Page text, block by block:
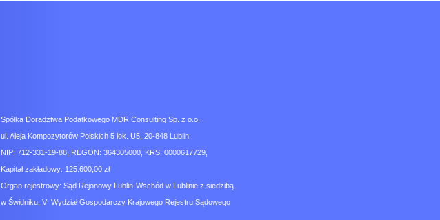
Spółka Doradztwa Podatkowego MDR Consulting Sp. z o.o.
ul. Aleja Kompozytorów Polskich 5 lok. U5, 20-848 Lublin,
NIP: 712-331-19-88, REGON: 364305000, KRS: 0000617729,
Kapitał zakładowy: 125.600,00 zł
Organ rejestrowy: Sąd Rejonowy Lublin-Wschód w Lublinie z siedzibą
w Świdniku, VI Wydział Gospodarczy Krajowego Rejestru Sądowego